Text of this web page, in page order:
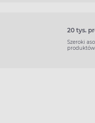
20 tys.
Szeroki
produktów